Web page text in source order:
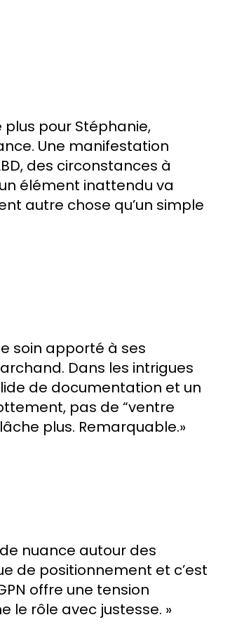
plus pour Stéphanie,
Une manifestation
des circonstances à
élément inattendu va
autre chose qu’un simple
soin apporté à ses
Dans les intrigues
de documentation et un
pas de “ventre
plus. Remarquable.»
nuance autour des
de positionnement et c’est
offre une tension
le rôle avec justesse. »